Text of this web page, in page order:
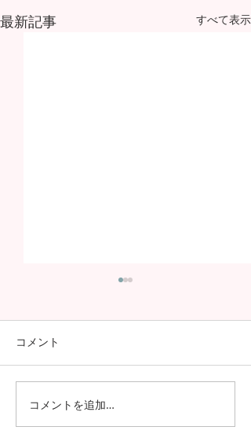
最新記事 すべて表示
日本の7月の風物詩！七夕
の授業を実施しました
コメント
コメントを追加…